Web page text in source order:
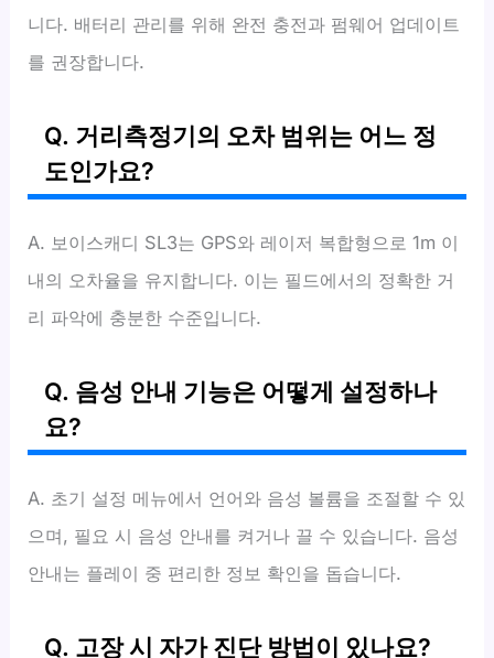
니다. 배터리 관리를 위해 완전 충전과 펌웨어 업데이트
를 권장합니다.
Q. 거리측정기의 오차 범위는 어느 정
도인가요?
A. 보이스캐디 SL3는 GPS와 레이저 복합형으로 1m 이
내의 오차율을 유지합니다. 이는 필드에서의 정확한 거
리 파악에 충분한 수준입니다.
Q. 음성 안내 기능은 어떻게 설정하나
요?
A. 초기 설정 메뉴에서 언어와 음성 볼륨을 조절할 수 있
으며, 필요 시 음성 안내를 켜거나 끌 수 있습니다. 음성
안내는 플레이 중 편리한 정보 확인을 돕습니다.
Q. 고장 시 자가 진단 방법이 있나요?